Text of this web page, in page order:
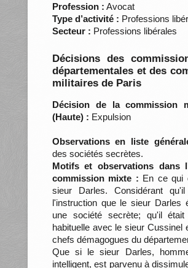
Profession : Avocat
Type d’activité : Professions
Secteur : Professions libérales
Décisions des
départementales et des
militaires de Paris
Décision de la commission
(Haute) : Expulsion
Observations en liste
des sociétés secrètes.
Motifs et observations dans
commission mixte : En ce qui
sieur Darles. Considérant
l'instruction que le sieur Darles
une société secrète; qu'il
habituelle avec le sieur Cussinel
chefs démagogues du
Que si le sieur Darles,
intelligent, est parvenu à